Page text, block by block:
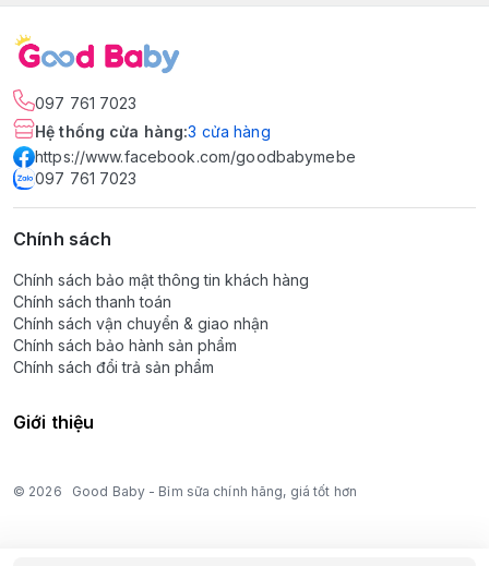
097 761 7023
Hệ thống cửa hàng:3 cửa hàng
https://www.facebook.com/goodbabymebe
097 761 7023
Chính sách
Chính sách bảo mật thông tin khách hàng
Chính sách thanh toán
Chính sách vận chuyển & giao nhận
Chính sách bảo hành sản phẩm
Chính sách đổi trả sản phẩm
Giới thiệu
© 2026 Good Baby - Bỉm sữa chính hãng, giá tốt hơn